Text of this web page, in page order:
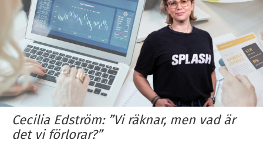
Cecilia Edström: ”Vi räknar, men vad är
det vi förlorar?”